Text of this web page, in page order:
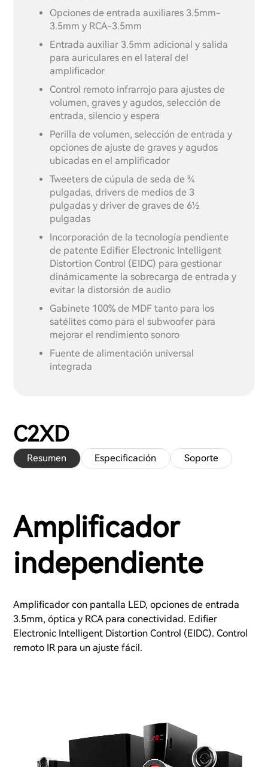
Opciones de entrada auxiliares 3.5mm-
3.5mm y RCA-3.5mm
Entrada auxiliar 3.5mm adicional y salida
para auriculares en el lateral del
amplificador
Control remoto infrarrojo para ajustes de
volumen, graves y agudos, selección de
entrada, silencio y espera
Perilla de volumen, selección de entrada y
opciones de ajuste de graves y agudos
ubicadas en el amplificador
Tweeters de cúpula de seda de ¾
pulgadas, drivers de medios de 3
pulgadas y driver de graves de 6½
pulgadas
Incorporación de la tecnología pendiente
de patente Edifier Electronic Intelligent
Distortion Control (EIDC) para gestionar
dinámicamente la sobrecarga de entrada y
evitar la distorsión de audio
Gabinete 100% de MDF tanto para los
satélites como para el subwoofer para
mejorar el rendimiento sonoro
Fuente de alimentación universal
integrada
C2XD
Resumen Especificación Soporte
Amplificador
independiente
Amplificador con pantalla LED, opciones de entrada
3.5mm, óptica y RCA para conectividad. Edifier
Electronic Intelligent Distortion Control (EIDC). Control
remoto IR para un ajuste fácil.